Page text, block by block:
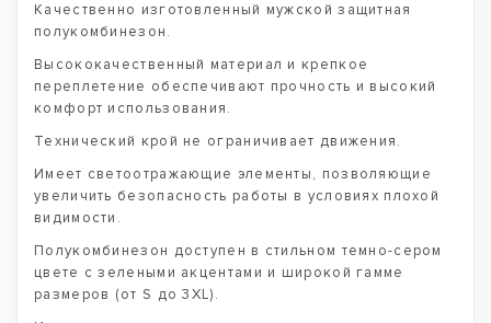
Качественно изготовленный мужской защитная
полукомбинезон.
Высококачественный материал и крепкое
переплетение обеспечивают прочность и высокий
комфорт использования.
Технический крой не ограничивает движения.
Имеет светоотражающие элементы, позволяющие
увеличить безопасность работы в условиях плохой
видимости.
Полукомбинезон доступен в стильном темно-сером
цвете с зелеными акцентами и широкой гамме
размеров (от S до 3XL).